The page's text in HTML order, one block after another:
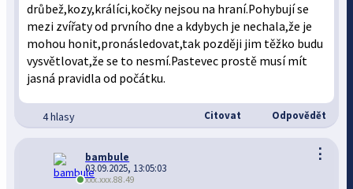
drůbež,kozy,králíci,kočky nejsou na hraní.Pohybují se
mezi zvířaty od prvního dne a kdybych je nechala,že je
mohou honit,pronásledovat,tak později jim těžko budu
vysvětlovat,že se to nesmí.Pastevec prostě musí mít
jasná pravidla od počátku.
4 hlasy Citovat Odpovědět
⋮
bambule
03.09.2025, 13:05:03
xxx.xxx.88.49